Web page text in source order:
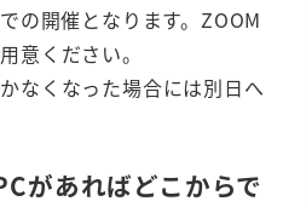
の開催となります。ZOOM
意ください。
なくなった場合には別日へ
があればどこからで